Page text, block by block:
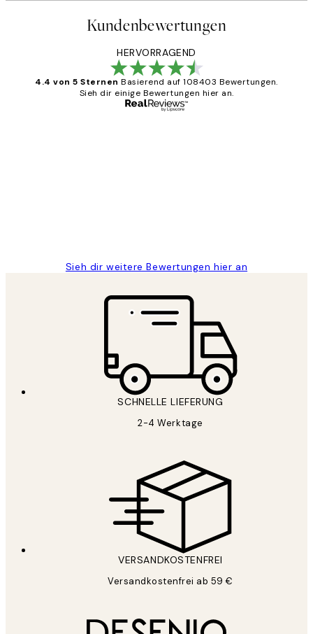
Kundenbewertungen
HERVORRAGEND
4.4 von 5 Sternen Basierend auf 108403 Bewertungen.
Sieh dir einige Bewertungen hier an.
Sieh dir weitere Bewertungen hier an
SCHNELLE LIEFERUNG
2-4 Werktage
VERSANDKOSTENFREI
Versandkostenfrei ab 59 €